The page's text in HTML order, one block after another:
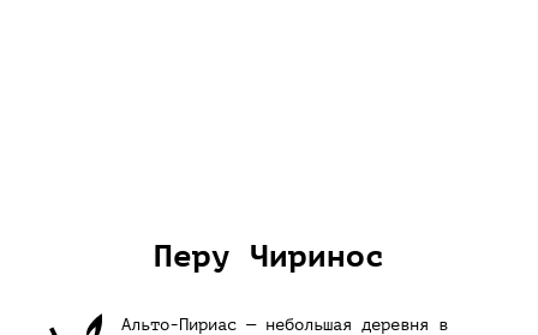
Перу Чиринос
Альто-Пириас — небольшая деревня в